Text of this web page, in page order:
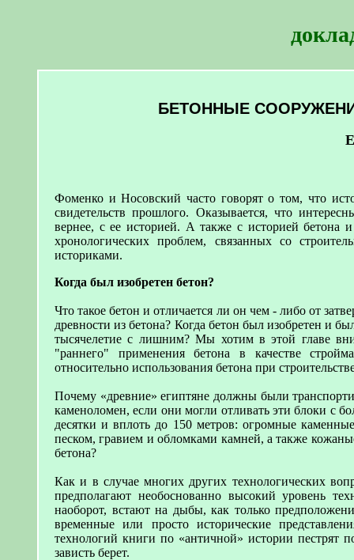
БЕТОННЫЕ
Фоменко и Носовский часто говорят о том, что
свидетельств прошлого. Оказывается, что
вернее, с ее историей. А также с историей бетона
хронологических проблем, связанных со
историками.
Когда был изобретен бетон?
Что такое бетон и отличается ли он чем - либо от
древности из бетона? Когда бетон был изобретен и
тысячелетие с лишним? Мы хотим в этой главе
"раннего" применения бетона в качестве
относительно использования бетона при
Почему «древние» египтяне должны были
каменоломен, если они могли отливать эти блоки с
десятки и вплоть до 150 метров: огромные
песком, гравием и обломками камней, а также
бетона?
Как и в случае многих других технологических
предполагают необоснованно высокий уровень
наоборот, встают на дыбы, как только
временные или просто исторические
технологий книги по «античной» истории пестрят
зависть берет.